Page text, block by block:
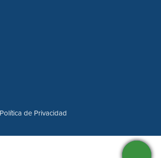
Política de Privacidad